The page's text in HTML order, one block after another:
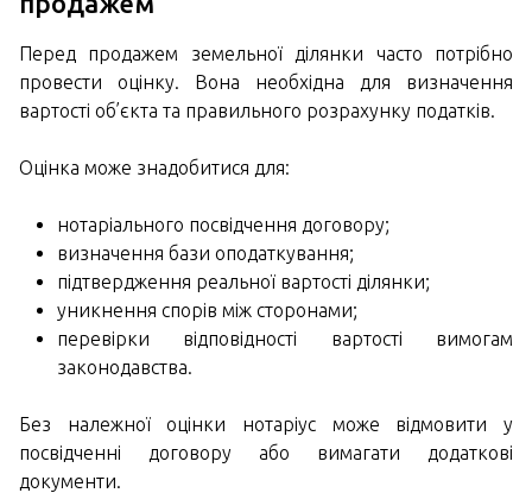
Перед продажем земельної ділянки часто потрібно
провести оцінку. Вона необхідна для визначення
вартості об’єкта та правильного розрахунку податків.
Оцінка може знадобитися для:
нотаріального посвідчення договору;
визначення бази оподаткування;
підтвердження реальної вартості ділянки;
уникнення спорів між сторонами;
перевірки відповідності вартості вимогам
законодавства.
Без належної оцінки нотаріус може відмовити у
посвідченні договору або вимагати додаткові
документи.